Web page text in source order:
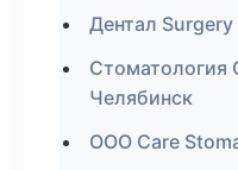
Дентал
Стоматология
Челябинск
ООО Care